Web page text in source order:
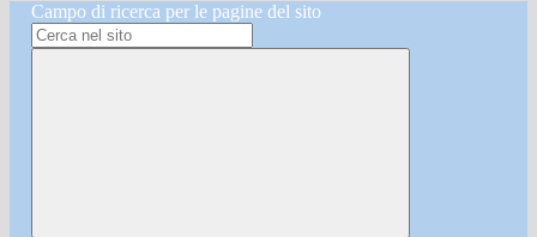
Campo di ricerca per le pagine del sito